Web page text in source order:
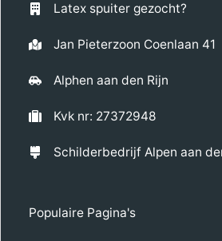
Latex spuiter gezocht?
Jan Pieterzoon Coenlaan 41
Alphen aan den Rijn
Kvk nr: 27372948
Schilderbedrijf Alpen aan
Populaire Pagina's